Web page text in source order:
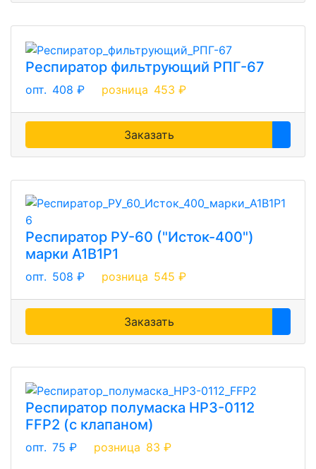
Респиратор фильтрующий РПГ-67
опт. 408 ₽ розница 453 ₽
Заказать
Респиратор РУ-60 ("Исток-400")
марки А1В1Р1
опт. 508 ₽ розница 545 ₽
Заказать
Респиратор полумаска НРЗ-0112
FFP2 (c клапаном)
опт. 75 ₽ розница 83 ₽